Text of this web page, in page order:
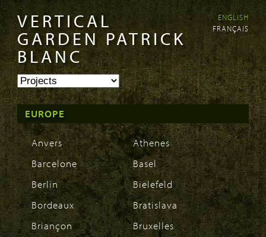
Skip to
main
content
Skip to
navigation
VERTICAL
GARDEN PATRICK
BLANC
ENGLISH
FRANÇAIS
EUROPE
Anvers
Athenes
Barcelone
Basel
Berlin
Bielefeld
Bordeaux
Bratislava
Briançon
Bruxelles